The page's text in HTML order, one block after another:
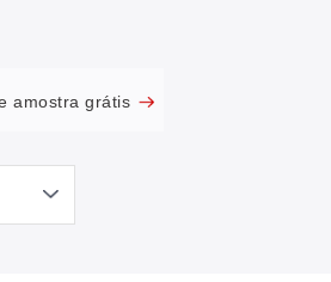
amostra grátis